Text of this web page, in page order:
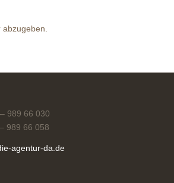
989 66 030
989 66 058
agentur-da.de